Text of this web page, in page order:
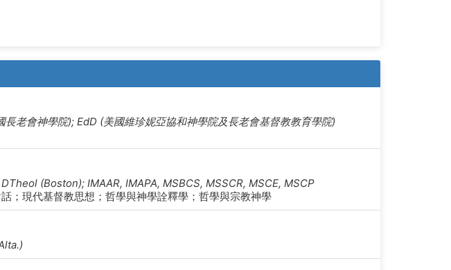
老會神學院); EdD (美國維珍妮亞協和神學院及長老會基督教教育學院)
(Boston); IMAAR, IMAPA, MSBCS, MSSCR, MSCE, MSCP
；現代基督教思想；哲學與神學詮釋學；哲學與宗教神學